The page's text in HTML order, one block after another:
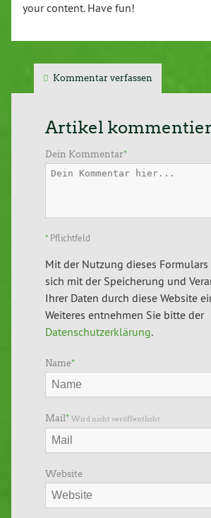
your content. Have fun!
Kommentar verfassen
Artikel
Dein Kommentar*
* Pflichtfeld
Mit der Nutzung dieses
sich mit der Speicherung und
Ihrer Daten durch diese Website
Weiteres entnehmen Sie bitte der
Datenschutzerklärung.
Name*
Mail* Wird nicht veröffentlicht
Website